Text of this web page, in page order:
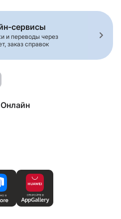
сервисы
и переводы через
заказ справок